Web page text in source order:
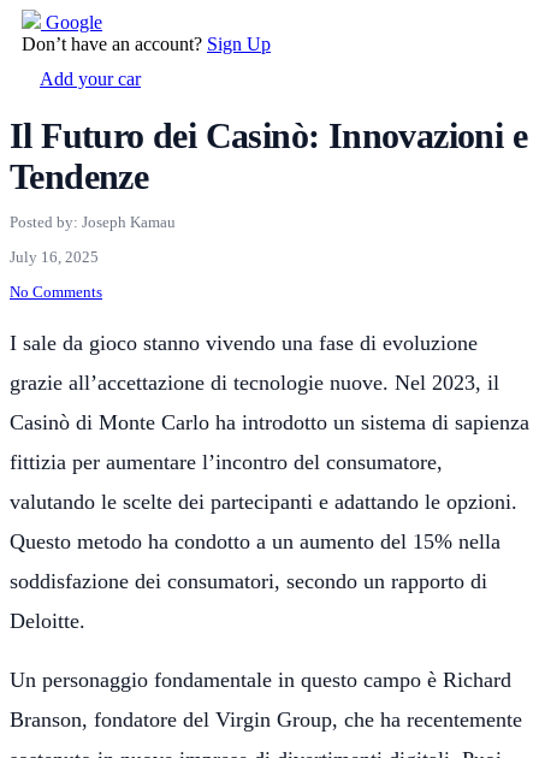
Google
Don’t have an account? Sign Up
Add your car
Il Futuro dei Casinò: Innovazioni e
Tendenze
Posted by: Joseph Kamau
July 16, 2025
No Comments
I sale da gioco stanno vivendo una fase di evoluzione
grazie all’accettazione di tecnologie nuove. Nel 2023, il
Casinò di Monte Carlo ha introdotto un sistema di sapienza
fittizia per aumentare l’incontro del consumatore,
valutando le scelte dei partecipanti e adattando le opzioni.
Questo metodo ha condotto a un aumento del 15% nella
soddisfazione dei consumatori, secondo un rapporto di
Deloitte.
Un personaggio fondamentale in questo campo è Richard
Branson, fondatore del Virgin Group, che ha recentemente